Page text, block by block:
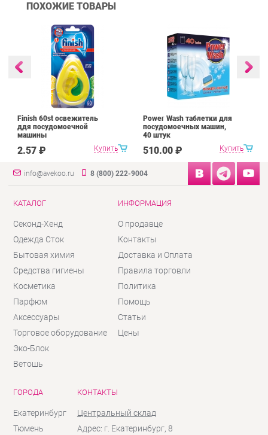
ПОХОЖИЕ ТОВАРЫ
Купить
Finish 60st освежитель
ддя посудомоечной
машины
2.57 ₽ Купить
Power Wash таблетки для
посудомоечных машин,
40 штук
510.00 ₽
info@avekoo.ru 8 (800) 222-9004
КАТАЛОГ
Секонд-Хенд
Одежда Сток
Бытовая химия
Средства гигиены
Косметика
Парфюм
Аксессуары
Торговое оборудование
Эко-Блок
Ветошь
ИНФОРМАЦИЯ
О продавце
Контакты
Доставка и Оплата
Правила торговли
Политика
Помощь
Статьи
Цены
ГОРОДА
Екатеринбург
Тюмень
КОНТАКТЫ
Центральный склад
Адрес: г. Екатеринбург, 8